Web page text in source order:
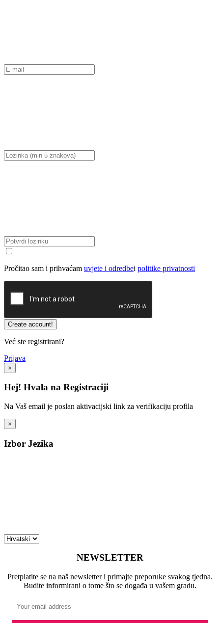
Pročitao sam i prihvaćam uvjete i odredbei politike privatnosti
Već ste registrirani?
Prijava
×
Hej! Hvala na Registraciji
Na Vaš email je poslan aktivacijski link za verifikaciju profila
×
Izbor Jezika
NEWSLETTER
Pretplatite se na naš newsletter i primajte preporuke svakog tjedna.
Budite informirani o tome što se događa u vašem gradu.